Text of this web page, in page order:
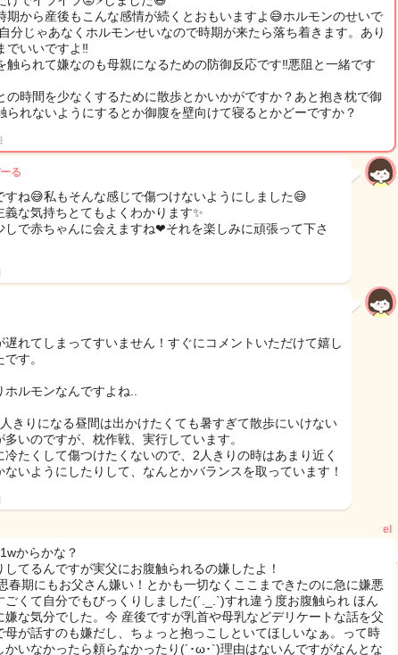
期から産後もこんな感情が続くとおもいますよ😅ホルモンのせいで
分じゃあなくホルモンせいなので時期が来たら落ち着きます。あり
でいいですよ‼
触られて嫌なのも母親になるための防御反応です‼悪阻と一緒です
の時間を少なくするために散歩とかいかがですか？あと抱き枕で御
られないようにするとか御腹を壁向けて寝るとかどーですか？
る
すね😅私もそんな感じで傷つけないようにしました😅
義な気持ちとてもよくわかります✨
しで赤ちゃんに会えますね❤それを楽しみに頑張って下さ
遅れてしまってすいません！すぐにコメントいただけて嬉し
す。
ホルモンなんですよね..
きりになる昼間は出かけたくても暑すぎて散歩にいけない
多いのですが、枕作戦、実行しています。
冷たくして傷つけたくないので、2人きりの時はあまり近く
ないようにしたりして、なんとかバランスを取っています！
el
からかな？
してるんですが実父にお腹触られるの嫌したよ！
春期にもお父さん嫌い！とかも一切なくここまできたのに急に嫌悪
ごくて自分でもびっくりしました(´._.`)すれ違う度お腹触られ ほん
嫌な気分でした。今 産後ですが乳首や母乳などデリケートな話を父
母が話すのも嫌だし、ちょっと抱っこしといてほしいなぁ。って時
かいなかったら頼らなかったり(´･ω･`)理由はないんですがなんとな